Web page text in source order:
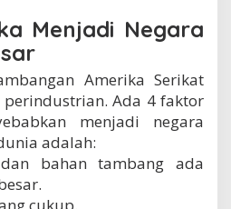
Menjadi Negara
Amerika Serikat
Ada 4 faktor
menjadi negara
adalah:
bahan tambang ada
cukup.